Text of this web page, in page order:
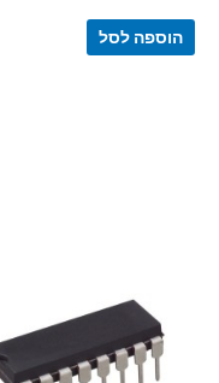
הוספה לסל